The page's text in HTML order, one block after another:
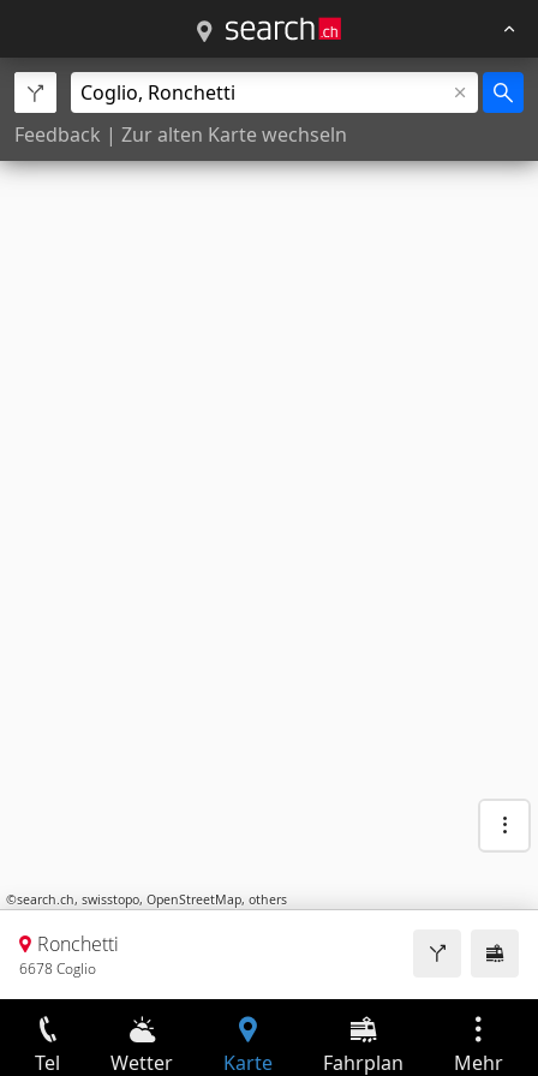
Feedback | Zur alten Karte wechseln
©search.ch, swisstopo, OpenStreetMap, others
Ronchetti
6678 Coglio
Tel Wetter Karte Fahrplan Mehr